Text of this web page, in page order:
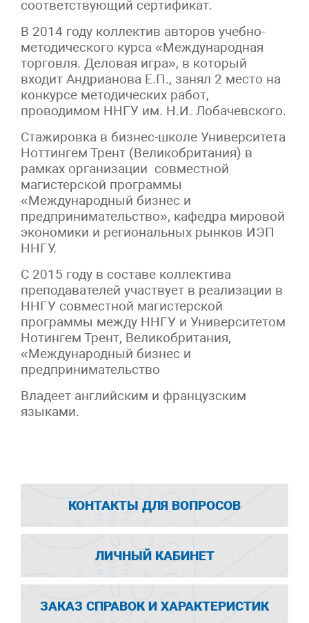
соответствующий сертификат.
В 2014 году коллектив авторов учебно-
методического курса «Международная
торговля. Деловая игра», в который
входит Андрианова Е.П., занял 2 место на
конкурсе методических работ,
проводимом ННГУ им. Н.И. Лобачевского.
Стажировка в бизнес-школе Университета
Ноттингем Трент (Великобритания) в
рамках организации совместной
магистерской программы
«Международный бизнес и
предпринимательство», кафедра мировой
экономики и региональных рынков ИЭП
ННГУ.
С 2015 году в составе коллектива
преподавателей участвует в реализации в
ННГУ совместной магистерской
программы между ННГУ и Университетом
Нотингем Трент, Великобритания,
«Международный бизнес и
предпринимательство
Владеет английским и французским
языками.
КОНТАКТЫ ДЛЯ ВОПРОСОВ
ЛИЧНЫЙ КАБИНЕТ
ЗАКАЗ СПРАВОК И ХАРАКТЕРИСТИК